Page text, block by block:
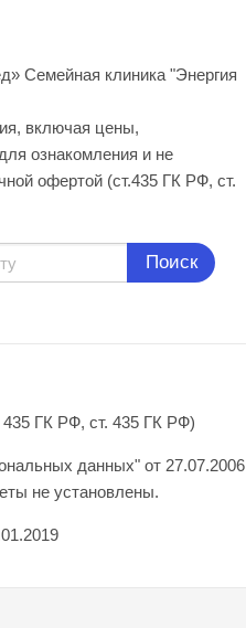
Семейная клиника "Энергия
включая цены,
ознакомления и не
офертой (ст.435 ГК РФ, cт.
Поиск
ГК РФ, ст. 435 ГК РФ)
данных" от 27.07.2006
не установлены.